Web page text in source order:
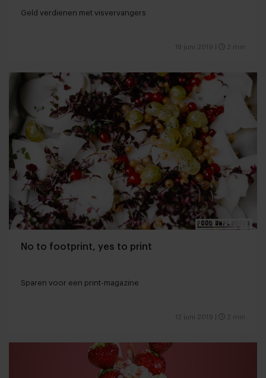
Geld verdienen met visvervangers
18 juni 2019 2 min
No to footprint, yes to print
Sparen voor een print-magazine
12 juni 2019 2 min